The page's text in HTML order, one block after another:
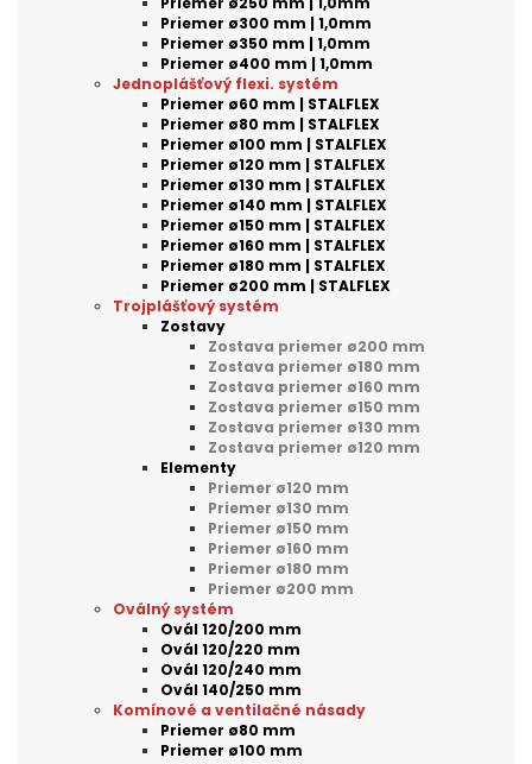
Priemer ø300 mm | 1,0mm
Priemer ø350 mm | 1,0mm
Priemer ø400 mm | 1,0mm
Jednoplášťový flexi. systém
Priemer ø60 mm | STALFLEX
Priemer ø80 mm | STALFLEX
Priemer ø100 mm | STALFLEX
Priemer ø120 mm | STALFLEX
Priemer ø130 mm | STALFLEX
Priemer ø140 mm | STALFLEX
Priemer ø150 mm | STALFLEX
Priemer ø160 mm | STALFLEX
Priemer ø180 mm | STALFLEX
Priemer ø200 mm | STALFLEX
Trojplášťový systém
Zostavy
Zostava priemer ø200 mm
Zostava priemer ø180 mm
Zostava priemer ø160 mm
Zostava priemer ø150 mm
Zostava priemer ø130 mm
Zostava priemer ø120 mm
Elementy
Priemer ø120 mm
Priemer ø130 mm
Priemer ø150 mm
Priemer ø160 mm
Priemer ø180 mm
Priemer ø200 mm
Oválný systém
Ovál 120/200 mm
Ovál 120/220 mm
Ovál 120/240 mm
Ovál 140/250 mm
Komínové a ventilačné násady
Priemer ø80 mm
Priemer ø100 mm